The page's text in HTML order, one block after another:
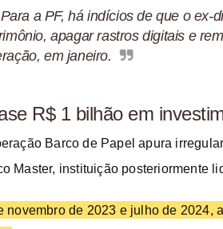
Para a PF, há indícios de que o ex-
apagar rastros digitais e
em janeiro.
R$ 1 bilhão em
Barco de Papel apura
Master, instituição posteriormente
novembro de 2023 e julho de